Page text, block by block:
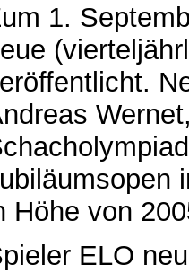
1.
Höhe von
ELO